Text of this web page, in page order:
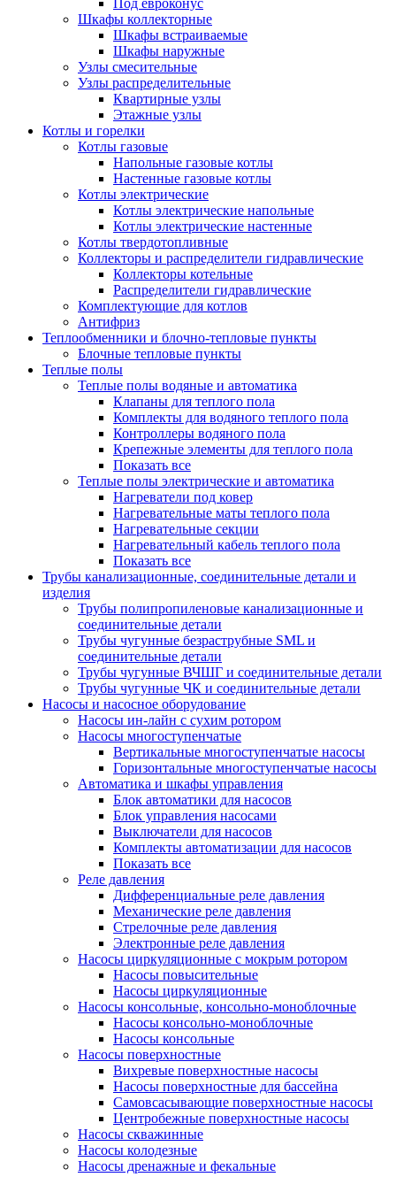
Под евроконус
Шкафы коллекторные
Шкафы встраиваемые
Шкафы наружные
Узлы смесительные
Узлы распределительные
Квартирные узлы
Этажные узлы
Котлы и горелки
Котлы газовые
Напольные газовые котлы
Настенные газовые котлы
Котлы электрические
Котлы электрические напольные
Котлы электрические настенные
Котлы твердотопливные
Коллекторы и распределители гидравлические
Коллекторы котельные
Распределители гидравлические
Комплектующие для котлов
Антифриз
Теплообменники и блочно-тепловые пункты
Блочные тепловые пункты
Теплые полы
Теплые полы водяные и автоматика
Клапаны для теплого пола
Комплекты для водяного теплого пола
Контроллеры водяного пола
Крепежные элементы для теплого пола
Показать все
Теплые полы электрические и автоматика
Нагреватели под ковер
Нагревательные маты теплого пола
Нагревательные секции
Нагревательный кабель теплого пола
Показать все
Трубы канализационные, соединительные детали и
изделия
Трубы полипропиленовые канализационные и
соединительные детали
Трубы чугунные безраструбные SML и
соединительные детали
Трубы чугунные ВЧШГ и соединительные детали
Трубы чугунные ЧК и соединительные детали
Насосы и насосное оборудование
Насосы ин-лайн с сухим ротором
Насосы многоступенчатые
Вертикальные многоступенчатые насосы
Горизонтальные многоступенчатые насосы
Автоматика и шкафы управления
Блок автоматики для насосов
Блок управления насосами
Выключатели для насосов
Комплекты автоматизации для насосов
Показать все
Реле давления
Дифференциальные реле давления
Механические реле давления
Стрелочные реле давления
Электронные реле давления
Насосы циркуляционные с мокрым ротором
Насосы повысительные
Насосы циркуляционные
Насосы консольные, консольно-моноблочные
Насосы консольно-моноблочные
Насосы консольные
Насосы поверхностные
Вихревые поверхностные насосы
Насосы поверхностные для бассейна
Самовсасывающие поверхностные насосы
Центробежные поверхностные насосы
Насосы скважинные
Насосы колодезные
Насосы дренажные и фекальные